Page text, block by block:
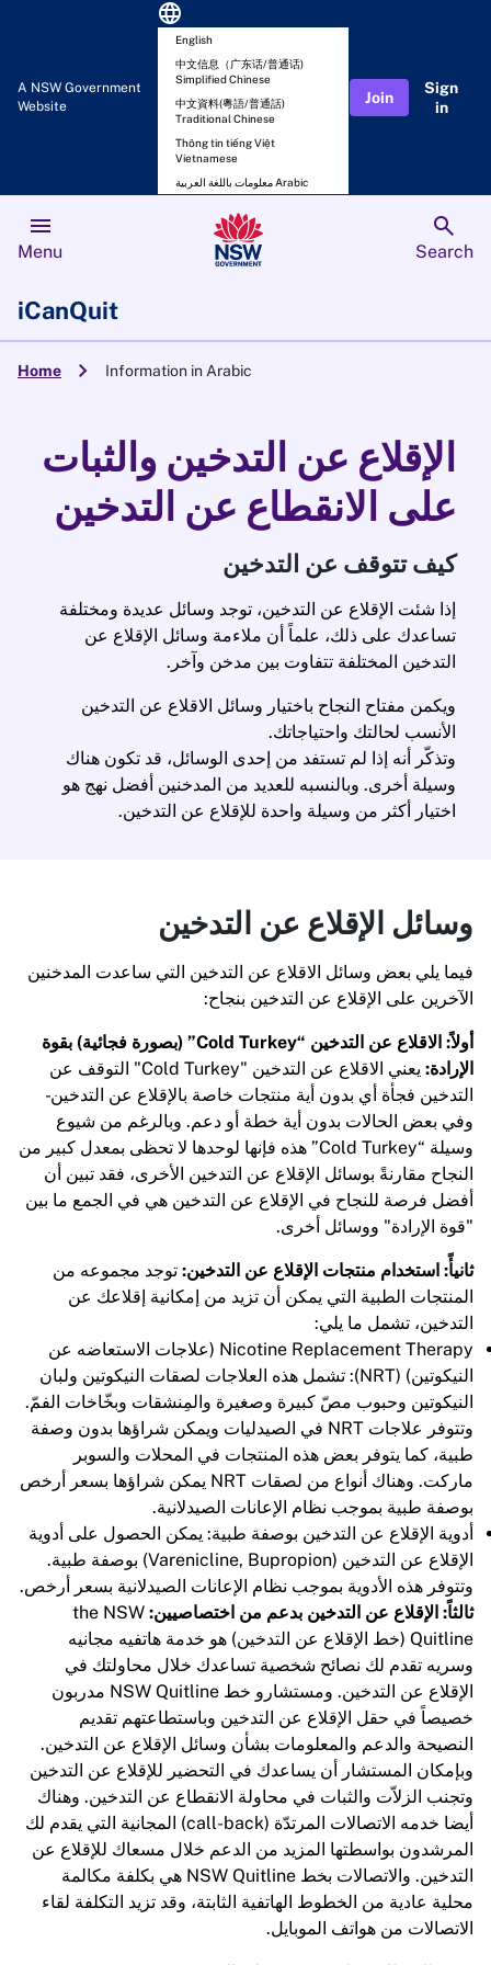
A NSW Government
Website
language
English
中文信息（广东话/普通话)
Simplified Chinese
中文資料(粵語/普通話)
Traditional Chinese
Thông tin tiếng Việt
Vietnamese
معلومات باللغة العربية Arabic
Join
Sign
in
menu
Menu
search
Search
iCanQuit
Home chevron_right Information in Arabic
الإقلاع عن التدخين والثبات
على الانقطاع عن التدخين
كيف تتوقف عن التدخين
إذا شئت الإقلاع عن التدخين، توجد وسائل عديدة ومختلفة
تساعدك على ذلك، علماً أن ملاءمة وسائل الإقلاع عن
التدخين المختلفة تتفاوت بين مدخن وآخر.
ويكمن مفتاح النجاح باختيار وسائل الاقلاع عن التدخين
الأنسب لحالتك واحتياجاتك.
وتذكّر أنه إذا لم تستفد من إحدى الوسائل، قد تكون هناك
وسيلة أخرى. وبالنسبه للعديد من المدخنين أفضل نهج هو
اختيار أكثر من وسيلة واحدة للإقلاع عن التدخين.
وسائل الإقلاع عن التدخين
فيما يلي بعض وسائل الاقلاع عن التدخين التي ساعدت المدخنين
الآخرين على الإقلاع عن التدخين بنجاح:
أولاً: الاقلاع عن التدخين “Cold Turkey” (بصورة فجائية) بقوة
الإرادة:
يعني الاقلاع عن التدخين "Cold Turkey" التوقف عن
التدخين فجأة أي بدون أية منتجات خاصة بالإقلاع عن التدخين -
وفي بعض الحالات بدون أية خطة أو دعم. وبالرغم من شيوع
وسيلة “Cold Turkey” هذه فإنها لوحدها لا تحظى بمعدل كبير من
النجاح مقارنةً بوسائل الإقلاع عن التدخين الأخرى، فقد تبين أن
أفضل فرصة للنجاح في الإقلاع عن التدخين هي في الجمع ما بين
"قوة الإرادة" ووسائل أخرى.
ثانيأً: استخدام منتجات الإقلاع عن التدخين: توجد مجموعه من
المنتجات الطبية التي يمكن أن تزيد من إمكانية إقلاعك عن
التدخين، تشمل ما يلي:
Nicotine Replacement Therapy (علاجات الاستعاضه عن
النيكوتين) (NRT): تشمل هذه العلاجات لصقات النيكوتين ولبان
النيكوتين وحبوب مصّ كبيرة وصغيرة والمِنشقات وبخّاخات الفمّ.
وتتوفر علاجات NRT في الصيدليات ويمكن شراؤها بدون وصفة
طبية، كما يتوفر بعض هذه المنتجات في المحلات والسوبر
ماركت. وهناك أنواع من لصقات NRT يمكن شراؤها بسعر أرخص
بوصفة طبية بموجب نظام الإعانات الصيدلانية.
أدوية الإقلاع عن التدخين بوصفة طبية: يمكن الحصول على أدوية
الإقلاع عن التدخين (Varenicline, Bupropion) بوصفة طبية.
وتتوفر هذه الأدوية بموجب نظام الإعانات الصيدلانية بسعر أرخص.
ثالثاً: الإقلاع عن التدخين بدعم من اختصاصيين: the NSW
Quitline (خط الإقلاع عن التدخين) هو خدمة هاتفيه مجانيه
وسريه تقدم لك نصائح شخصية تساعدك خلال محاولتك في
الإقلاع عن التدخين. ومستشارو خط NSW Quitline مدربون
خصيصاً في حقل الإقلاع عن التدخين وباستطاعتهم تقديم
النصيحة والدعم والمعلومات بشأن وسائل الإقلاع عن التدخين.
وبإمكان المستشار أن يساعدك في التحضير للإقلاع عن التدخين
وتجنب الزلاّت والثبات في محاولة الانقطاع عن التدخين. وهناك
أيضا خدمه الاتصالات المرتدّة (call-back) المجانية التي يقدم لك
المرشدون بواسطتها المزيد من الدعم خلال مسعاك للإقلاع عن
التدخين. والاتصالات بخط NSW Quitline هي بكلفة مكالمة
محلية عادية من الخطوط الهاتفية الثابتة، وقد تزيد التكلفة لقاء
الاتصالات من هواتف الموبايل.